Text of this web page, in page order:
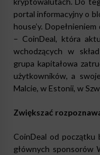
portal informacyjny o
house’y.
– CoinDeal, która
wchodzących w
grupa kapitałowa
użytkowników, a
Malcie, w Estonii, w
Zwiększać
CoinDeal od początku
głównych sponsorów